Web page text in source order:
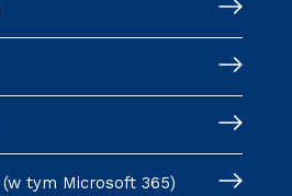
tym Microsoft 365)